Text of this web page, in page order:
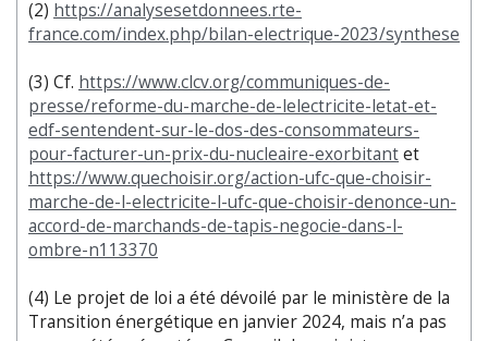
(2) https://analysesetdonnees.rte-
france.com/index.php/bilan-electrique-2023/synthese
(3) Cf. https://www.clcv.org/communiques-de-
presse/reforme-du-marche-de-lelectricite-letat-et-
edf-sentendent-sur-le-dos-des-consommateurs-
pour-facturer-un-prix-du-nucleaire-exorbitantet
https://www.quechoisir.org/action-ufc-que-choisir-
marche-de-l-electricite-l-ufc-que-choisir-denonce-un-
accord-de-marchands-de-tapis-negocie-dans-l-
ombre-n113370
(4) Le projet de loi a été dévoilé par le ministère de la
Transition énergétique en janvier 2024, mais n’a pas